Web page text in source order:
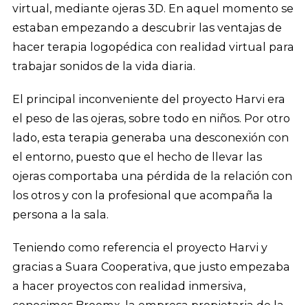
virtual, mediante ojeras 3D. En aquel momento se
estaban empezando a descubrir las ventajas de
hacer terapia logopédica con realidad virtual para
trabajar sonidos de la vida diaria.
El principal inconveniente del proyecto Harvi era
el peso de las ojeras, sobre todo en niños. Por otro
lado, esta terapia generaba una desconexión con
el entorno, puesto que el hecho de llevar las
ojeras comportaba una pérdida de la relación con
los otros y con la profesional que acompaña la
persona a la sala.
Teniendo como referencia el proyecto Harvi y
gracias a Suara Cooperativa, que justo empezaba
a hacer proyectos con realidad inmersiva,